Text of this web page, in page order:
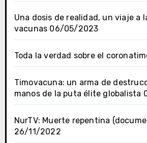
Una dosis de realidad, un viaje a
vacunas 06/05/2023
Toda la verdad sobre el
Timovacuna: un arma de
manos de la puta élite globalista
NurTV: Muerte repentina
26/11/2022